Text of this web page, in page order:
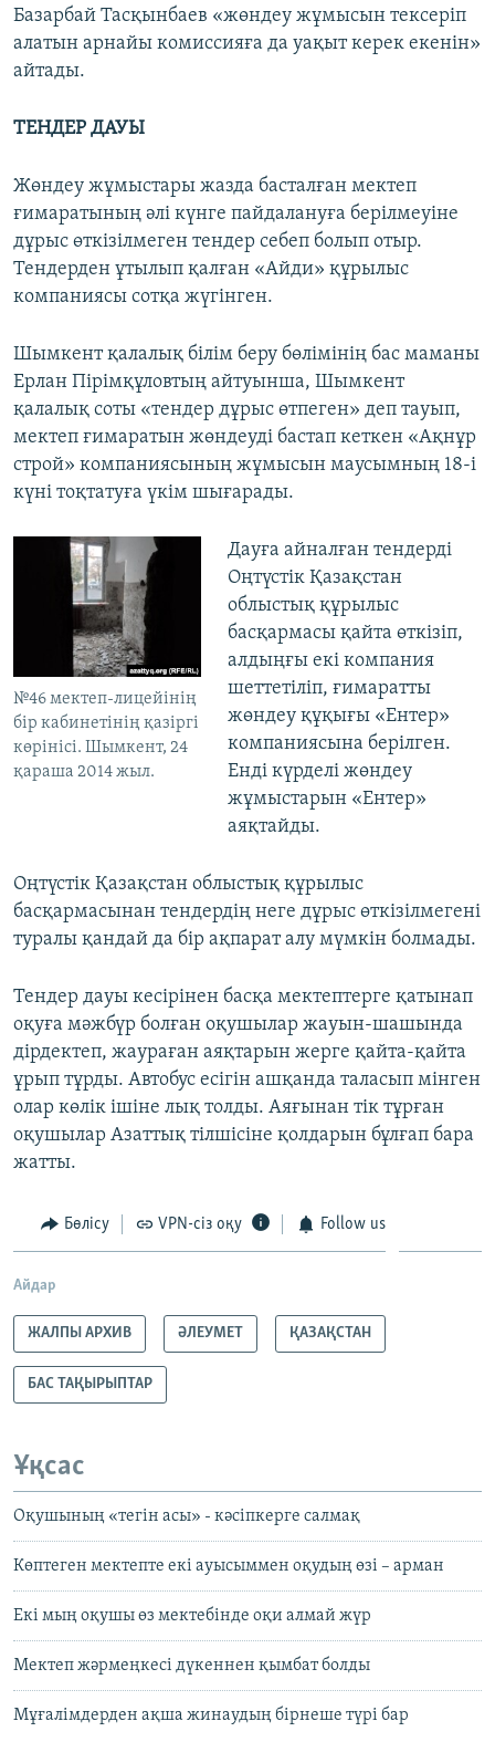
Базарбай Тасқынбаев «жөндеу жұмысын тексеріп
алатын арнайы комиссияға да уақыт керек екенін»
айтады.
ТЕНДЕР ДАУЫ
Жөндеу жұмыстары жазда басталған мектеп
ғимаратының әлі күнге пайдалануға берілмеуіне
дұрыс өткізілмеген тендер себеп болып отыр.
Тендерден ұтылып қалған «Айди» құрылыс
компаниясы сотқа жүгінген.
Шымкент қалалық білім беру бөлімінің бас маманы
Ерлан Пірімқұловтың айтуынша, Шымкент
қалалық соты «тендер дұрыс өтпеген» деп тауып,
мектеп ғимаратын жөндеуді бастап кеткен «Ақнұр
строй» компаниясының жұмысын маусымның 18-і
күні тоқтатуға үкім шығарады.
№46 мектеп-лицейінің
бір кабинетінің қазіргі
көрінісі. Шымкент, 24
қараша 2014 жыл.
Дауға айналған тендерді
Оңтүстік Қазақстан
облыстық құрылыс
басқармасы қайта өткізіп,
алдыңғы екі компания
шеттетіліп, ғимаратты
жөндеу құқығы «Ентер»
компаниясына берілген.
Енді күрделі жөндеу
жұмыстарын «Ентер»
аяқтайды.
Оңтүстік Қазақстан облыстық құрылыс
басқармасынан тендердің неге дұрыс өткізілмегені
туралы қандай да бір ақпарат алу мүмкін болмады.
Тендер дауы кесірінен басқа мектептерге қатынап
оқуға мәжбүр болған оқушылар жауын-шашында
дірдектеп, жаураған аяқтарын жерге қайта-қайта
ұрып тұрды. Автобус есігін ашқанда таласып мінген
олар көлік ішіне лық толды. Аяғынан тік тұрған
оқушылар Азаттық тілшісіне қолдарын бұлғап бара
жатты.
Бөлісу VPN-сіз оқу Follow us
Айдар
ЖАЛПЫ АРХИВ ӘЛЕУМЕТ ҚАЗАҚСТАН
БАС ТАҚЫРЫПТАР
Ұқсас
Оқушының «тегін асы» - кәсіпкерге салмақ
Көптеген мектепте екі ауысыммен оқудың өзі – арман
Екі мың оқушы өз мектебінде оқи алмай жүр
Мектеп жәрмеңкесі дүкеннен қымбат болды
Мұғалімдерден ақша жинаудың бірнеше түрі бар